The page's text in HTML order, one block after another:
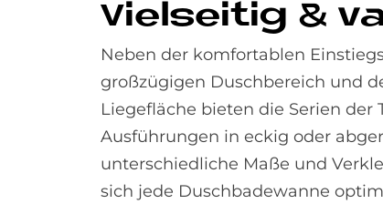
Viel­sei­tig &
Neben der komfortablen
großzügigen Duschbereich und
Liegefläche bieten die Serien der
Ausführungen in eckig oder
unterschiedliche Maße und
sich jede Duschbadewanne